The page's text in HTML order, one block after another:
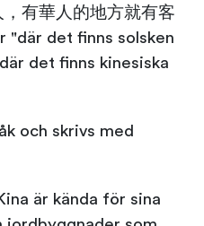
有華人的地方就有客
"där det finns solsken
det finns kinesiska
och skrivs med
är kända för sina